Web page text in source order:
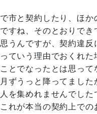
市と契約したり、ほ
すね、そのとおりで
うんですが、契約違
ていう理由でおくれ
とでなったとは思っ
ずうっと降ってまし
を集めれませんでし
れが本当の契約上で